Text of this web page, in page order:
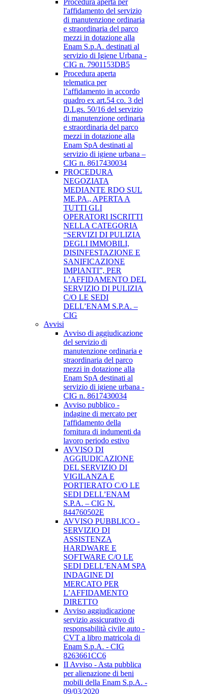
Procedura aperta per
l'affidamento del servizio
di manutenzione ordinaria
e straordinaria del parco
mezzi in dotazione alla
Enam S.p.A. destinati al
servizio di Igiene Urbana -
CIG n. 7901153DB5
Procedura aperta
telematica per
l’affidamento in accordo
quadro ex art.54 co. 3 del
D.Lgs. 50/16 del servizio
di manutenzione ordinaria
e straordinaria del parco
mezzi in dotazione alla
Enam SpA destinati al
servizio di igiene urbana –
CIG n. 8617430034
PROCEDURA
NEGOZIATA
MEDIANTE RDO SUL
ME.PA., APERTA A
TUTTI GLI
OPERATORI ISCRITTI
NELLA CATEGORIA
“SERVIZI DI PULIZIA
DEGLI IMMOBILI,
DISINFESTAZIONE E
SANIFICAZIONE
IMPIANTI”, PER
L’AFFIDAMENTO DEL
SERVIZIO DI PULIZIA
C/O LE SEDI
DELL’ENAM S.P.A. –
CIG
Avvisi
Avviso di aggiudicazione
del servizio di
manutenzione ordinaria e
straordinaria del parco
mezzi in dotazione alla
Enam SpA destinati al
servizio di igiene urbana -
CIG n. 8617430034
Avviso pubblico -
indagine di mercato per
l'affidamento della
fornitura di indumenti da
lavoro periodo estivo
AVVISO DI
AGGIUDICAZIONE
DEL SERVIZIO DI
VIGILANZA E
PORTIERATO C/O LE
SEDI DELL’ENAM
S.P.A. – CIG N.
844760502E
AVVISO PUBBLICO -
SERVIZIO DI
ASSISTENZA
HARDWARE E
SOFTWARE C/O LE
SEDI DELL’ENAM SPA
INDAGINE DI
MERCATO PER
L’AFFIDAMENTO
DIRETTO
Avviso aggiudicazione
servizio assicurativo di
responsabilità civile auto -
CVT a libro matricola di
Enam S.p.A. - CIG
8263661CC6
II Avviso - Asta pubblica
per alienazione di beni
mobili della Enam S.p.A. -
09/03/2020